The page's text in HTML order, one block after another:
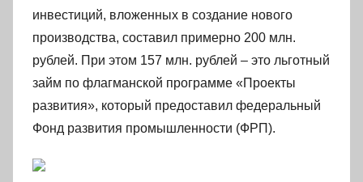
инвестиций, вложенных в создание нового
производства, составил примерно 200 млн.
рублей. При этом 157 млн. рублей – это льготный
займ по флагманской программе «Проекты
развития», который предоставил федеральный
Фонд развития промышленности (ФРП).